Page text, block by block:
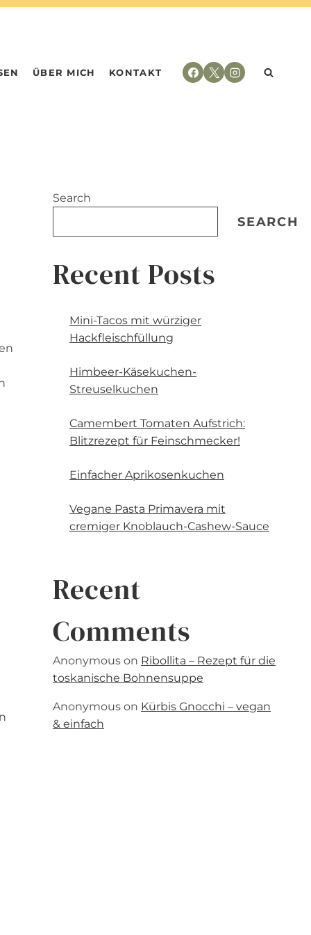
ÜBER MICH KONTAKT
Search
SEARCH
Recent Posts
Mini-Tacos mit würziger
Hackfleischfüllung
Himbeer-Käsekuchen-
Streuselkuchen
Camembert Tomaten Aufstrich:
Blitzrezept für Feinschmecker!
Einfacher Aprikosenkuchen
Vegane Pasta Primavera mit
cremiger Knoblauch-Cashew-Sauce
Recent
Comments
Anonymous on Ribollita – Rezept für die
toskanische Bohnensuppe
Anonymous on Kürbis Gnocchi – vegan
& einfach